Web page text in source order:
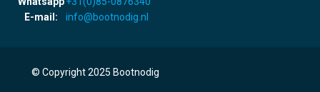
E-mail:
info@bootnodig.nl
© Copyright 2025 Bootnodig